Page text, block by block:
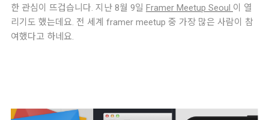
한 관심이 뜨겁습니다. 지난 8월 9일 Framer Meetup Seoul 이 열
리기도 했는데요. 전 세계 framer meetup 중 가장 많은 사람이 참
여했다고 하네요.